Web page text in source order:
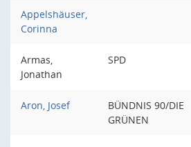
Appelshäuser,
Corinna
Armas,
Jonathan
SPD
Aron, Josef
BÜNDNIS 90/DIE
GRÜNEN